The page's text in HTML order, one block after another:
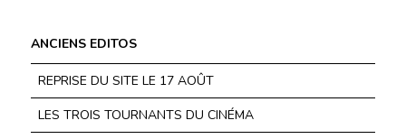
ANCIENS EDITOS
REPRISE DU SITE LE 17 AOÛT
LES TROIS TOURNANTS DU CINÉMA